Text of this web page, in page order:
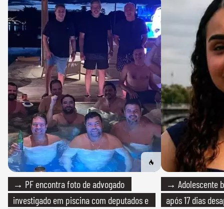
→ PF encontra foto de advogado
investigado em piscina com deputados e
→ Adolescente
após 17 dias